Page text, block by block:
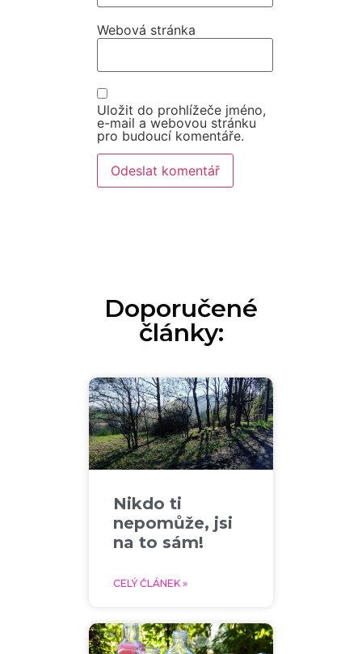
Webová stránka
Uložit do prohlížeče jméno,
e-mail a webovou stránku
pro budoucí komentáře.
Doporučené
články:
Nikdo ti
nepomůže, jsi
na to sám!
CELÝ ČLÁNEK »